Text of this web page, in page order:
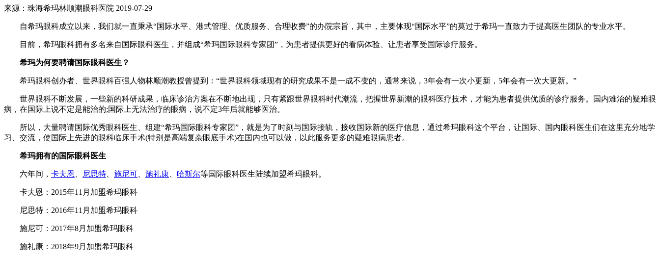
来源：珠海希玛林顺潮眼科医院 2019-07-29
自希玛眼科成立以来，我们就一直秉承“国际水平、港式管理、优质服务、合理收费”的办院宗旨，其中，主要体现“国际水平”的莫过于希玛一直致力于提高医生团队的专业水平。
目前，希玛眼科拥有多名来自国际眼科医生，并组成“希玛国际眼科专家团”，为患者提供更好的看病体验、让患者享受国际诊疗服务。
希玛为何要聘请国际眼科医生？
希玛眼科创办者、世界眼科百强人物林顺潮教授曾提到：“世界眼科领域现有的研究成果不是一成不变的，通常来说，3年会有一次小更新，5年会有一次大更新。”
世界眼科不断发展，一些新的科研成果，临床诊治方案在不断地出现，只有紧跟世界眼科时代潮流，把握世界新潮的眼科医疗技术，才能为患者提供优质的诊疗服务。国内难治的疑难眼
病，在国际上说不定是能治的;国际上无法治疗的眼病，说不定3年后就能够医治。
所以，大量聘请国际优秀眼科医生、组建“希玛国际眼科专家团”，就是为了时刻与国际接轨，接收国际新的医疗信息，通过希玛眼科这个平台，让国际、国内眼科医生们在这里充分地学
习、交流，使国际上先进的眼科临床手术(特别是高端复杂眼底手术)在国内也可以做，以此服务更多的疑难眼病患者。
希玛拥有的国际眼科医生
六年间， 卡夫恩 尼思特 施尼可 施礼康 哈斯尔等国际眼科医生陆续加盟希玛眼科。
卡夫恩：2015年11月加盟希玛眼科
尼思特：2016年11月加盟希玛眼科
施尼可：2017年8月加盟希玛眼科
施礼康：2018年9月加盟希玛眼科